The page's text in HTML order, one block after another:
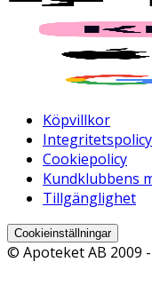
Köpvillkor
Integritetspolicy
Cookiepolicy
Kundklubbens
Tillgänglighet
Cookieinställningar
© Apoteket AB 2009 -